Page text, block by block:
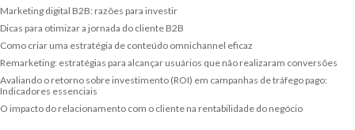
Marketing digital B2B: razões para investir
Dicas para otimizar a jornada do cliente B2B
Como criar uma estratégia de conteúdo omnichannel eficaz
Remarketing: estratégias para alcançar usuários que não realizaram conversões
Avaliando o retorno sobre investimento (ROI) em campanhas de tráfego pago:
Indicadores essenciais
O impacto do relacionamento com o cliente na rentabilidade do negócio